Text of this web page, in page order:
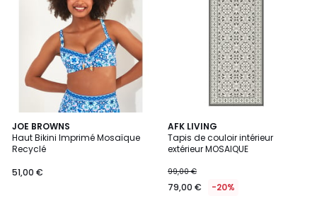
JOE BROWNS
Haut Bikini Imprimé Mosaïque
Recyclé
51,00 €
AFK LIVING
Tapis de couloir intérieur
extérieur MOSAIQUE
99,00 €
79,00 € -20%